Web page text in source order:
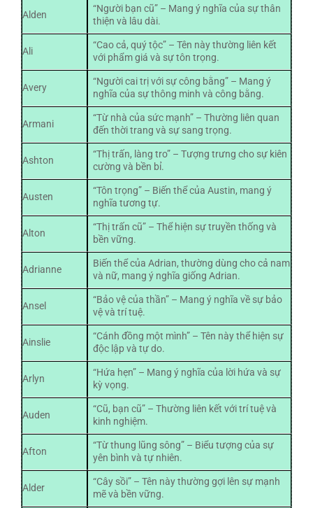
Alden
“Người bạn cũ” – Mang ý nghĩa của sự thân
thiện và lâu dài.
Ali
“Cao cả, quý tộc” – Tên này thường liên kết
với phẩm giá và sự tôn trọng.
Avery
“Người cai trị với sự công bằng” – Mang ý
nghĩa của sự thông minh và công bằng.
Armani
“Từ nhà của sức mạnh” – Thường liên quan
đến thời trang và sự sang trọng.
Ashton
“Thị trấn, làng tro” – Tượng trưng cho sự kiên
cường và bền bỉ.
Austen
“Tôn trọng” – Biến thể của Austin, mang ý
nghĩa tương tự.
Alton
“Thị trấn cũ” – Thể hiện sự truyền thống và
bền vững.
Adrianne
Biến thể của Adrian, thường dùng cho cả nam
và nữ, mang ý nghĩa giống Adrian.
Ansel
“Bảo vệ của thần” – Mang ý nghĩa về sự bảo
vệ và trí tuệ.
Ainslie
“Cánh đồng một mình” – Tên này thể hiện sự
độc lập và tự do.
Arlyn
“Hứa hẹn” – Mang ý nghĩa của lời hứa và sự
kỳ vọng.
Auden
“Cũ, bạn cũ” – Thường liên kết với trí tuệ và
kinh nghiệm.
Afton
“Từ thung lũng sông” – Biểu tượng của sự
yên bình và tự nhiên.
Alder
“Cây sồi” – Tên này thường gợi lên sự mạnh
mẽ và bền vững.